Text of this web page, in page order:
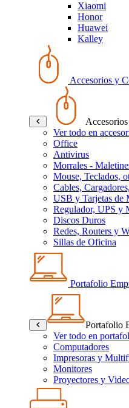
Xiaomi
Honor
Huawei
Kalley
Accesorios y
Ver todo en
Office
Antivirus
Morrales -
Mouse, Teclados,
Cables,
USB y Tarjetas de
Regulador, UPS y
Discos Duros
Redes, Routers y
Sillas de Oficina
Portafolio
Portafolio
Ver todo en
Computadores
Impresoras y
Monitores
Proyectores y